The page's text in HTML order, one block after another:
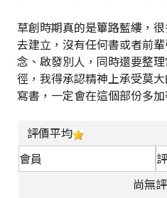
草創時期真的是篳路藍縷，
去建立，沒有任何書或者前
念、啟發別人，同時還要整
徑，我得承認精神上承受莫
寫書，一定會在這個部份多加
評價平均
會員
尚無